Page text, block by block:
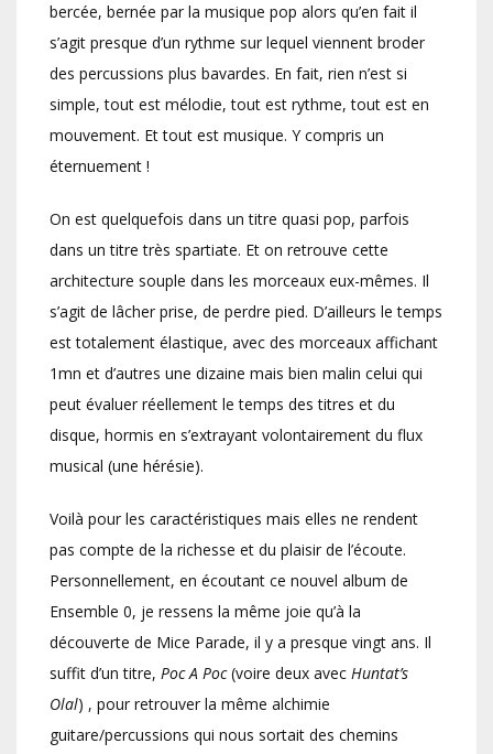
bercée, bernée par la musique pop alors qu’en fait il
s’agit presque d’un rythme sur lequel viennent broder
des percussions plus bavardes. En fait, rien n’est si
simple, tout est mélodie, tout est rythme, tout est en
mouvement. Et tout est musique. Y compris un
éternuement !
On est quelquefois dans un titre quasi pop, parfois
dans un titre très spartiate. Et on retrouve cette
architecture souple dans les morceaux eux-mêmes. Il
s’agit de lâcher prise, de perdre pied. D’ailleurs le temps
est totalement élastique, avec des morceaux affichant
1mn et d’autres une dizaine mais bien malin celui qui
peut évaluer réellement le temps des titres et du
disque, hormis en s’extrayant volontairement du flux
musical (une hérésie).
Voilà pour les caractéristiques mais elles ne rendent
pas compte de la richesse et du plaisir de l’écoute.
Personnellement, en écoutant ce nouvel album de
Ensemble 0, je ressens la même joie qu’à la
découverte de Mice Parade, il y a presque vingt ans. Il
suffit d’un titre, Poc A Poc(voire deux avec Huntat’s
Olal) , pour retrouver la même alchimie
guitare/percussions qui nous sortait des chemins